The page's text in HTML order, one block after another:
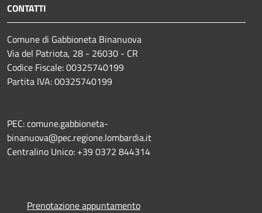
CONTATTI
Comune di Gabbioneta Binanuova
Via del Patriota, 28 - 26030 - CR
Codice Fiscale: 00325740199
Partita IVA: 00325740199
PEC: comune.gabbioneta-
binanuova@pec.regione.lombardia.it
Centralino Unico: +39 0372 844314
Prenotazione appuntamento